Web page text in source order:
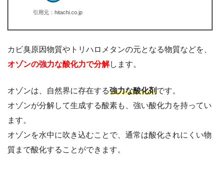
引用元：hitachi.co.jp
カビ臭原因物質やトリハロメタンの元となる物質などを、
オゾンの強力な酸化力で分解します。
オゾンは、自然界に存在する強力な酸化剤です。
オゾンが分解して生成する酸素も、強い酸化力を持ってい
ます。
オゾンを水中に吹き込むことで、通常は酸化されにくい物
質まで酸化することができます。